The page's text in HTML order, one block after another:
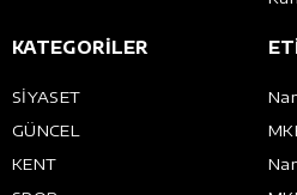
KATEGORİLER
SİYASET
GÜNCEL
KENT